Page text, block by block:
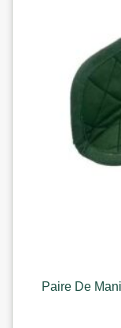
Paire De